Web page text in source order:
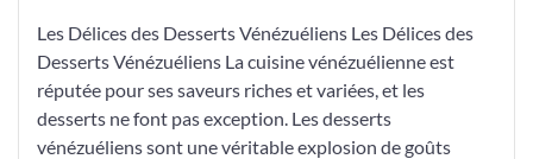
Les Délices des Desserts Vénézuéliens Les Délices des
Desserts Vénézuéliens La cuisine vénézuélienne est
réputée pour ses saveurs riches et variées, et les
desserts ne font pas exception. Les desserts
vénézuéliens sont une véritable explosion de goûts